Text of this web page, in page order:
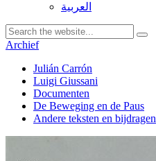
العربية
Archief
Julián Carrón
Luigi Giussani
Documenten
De Beweging en de Paus
Andere teksten en bijdragen